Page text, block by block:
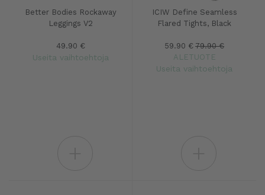
Better Bodies Rockaway
Leggings V2
49.90 €
Useita vaihtoehtoja
ICIW Define Seamless
Flared Tights, Black
59.90 € 79.90 €
ALETUOTE
Useita vaihtoehtoja